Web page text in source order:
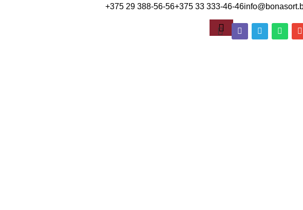
+375 29 388-56-56+375 33 333-46-46